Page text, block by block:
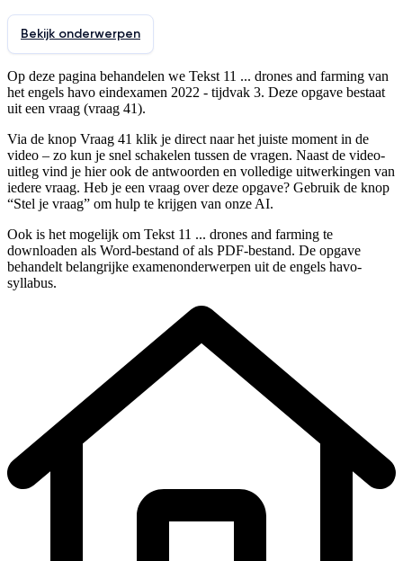
Bekijk onderwerpen
Op deze pagina behandelen we Tekst 11 ... drones and farming van
het engels havo eindexamen 2022 - tijdvak 3. Deze opgave bestaat
uit een vraag (vraag 41).
Via de knop Vraag 41 klik je direct naar het juiste moment in de
video – zo kun je snel schakelen tussen de vragen. Naast de video-
uitleg vind je hier ook de antwoorden en volledige uitwerkingen van
iedere vraag. Heb je een vraag over deze opgave? Gebruik de knop
“Stel je vraag” om hulp te krijgen van onze AI.
Ook is het mogelijk om Tekst 11 ... drones and farming te
downloaden als Word-bestand of als PDF-bestand. De opgave
behandelt belangrijke examenonderwerpen uit de engels havo-
syllabus.